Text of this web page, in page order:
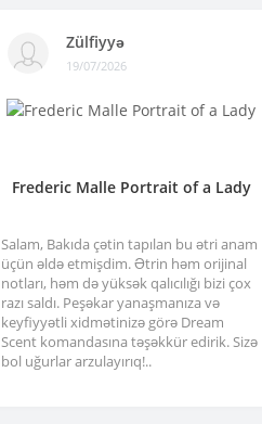
Zülfiyyə
19/07/2026
Frederic Malle Portrait of a Lady
Salam, Bakıda çətin tapılan bu ətri anam
üçün əldə etmişdim. Ətrin həm orijinal
notları, həm də yüksək qalıcılığı bizi çox
razı saldı. Peşəkar yanaşmanıza və
keyfiyyətli xidmətinizə görə Dream
Scent komandasına təşəkkür edirik. Sizə
bol uğurlar arzulayırıq!..